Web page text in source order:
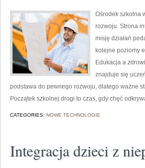
Ośrodek szkolna
rozwoju. Strona
misję działań
kolejne poziomy
Edukacja a
znajduje się
podstawa do pewnego rozwoju, dlatego ważne
Początek szkolnej drogi to czas, gdy chęć
CATEGORIES: NOWE TECHNOLOGIE
Integracja dzieci z